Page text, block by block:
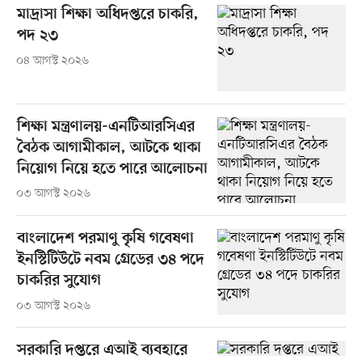
মাদ্রাসা শিক্ষা অধিদপ্তরে চাকরি,
পদ ২৩
০৪ আগস্ট ২০২৬
শিক্ষা মন্ত্রণালয়-এনটিআরসিএর
বৈঠক আগামীকাল, আটকে থাকা
নিয়োগ নিয়ে হতে পারে আলোচনা
০৩ আগস্ট ২০২৬
বাংলাদেশ পরমাণু কৃষি গবেষণা
ইনস্টিটিউটে নবম গ্রেডের ৩৪ পদে
চাকরির সুযোগ
০৩ আগস্ট ২০২৬
সরকারি দপ্তরে এআই ব্যবহারে